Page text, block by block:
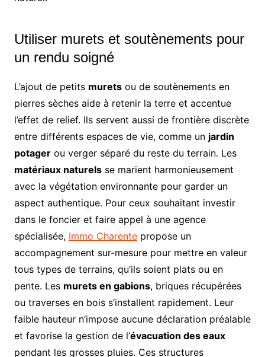
Utiliser murets et soutènements pour
un rendu soigné
L’ajout de petits muretsou de soutènements en
pierres sèches aide à retenir la terre et accentue
l’effet de relief. Ils servent aussi de frontière discrète
entre différents espaces de vie, comme un jardin
potagerou verger séparé du reste du terrain. Les
matériaux naturelsse marient harmonieusement
avec la végétation environnante pour garder un
aspect authentique. Pour ceux souhaitant investir
dans le foncier et faire appel à une agence
spécialisée, Immo Charentepropose un
accompagnement sur-mesure pour mettre en valeur
tous types de terrains, qu’ils soient plats ou en
pente. Les murets en gabions, briques récupérées
ou traverses en bois s’installent rapidement. Leur
faible hauteur n’impose aucune déclaration préalable
et favorise la gestion de l’évacuation des eaux
pendant les grosses pluies. Ces structures